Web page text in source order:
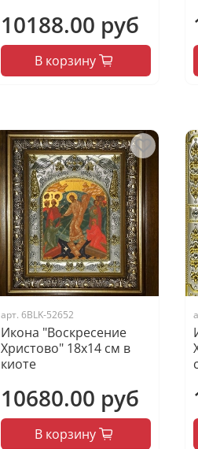
10188.00 руб
В корзину
арт. 6BLK-52652
Икона "Воскресение
Христово" 18х14 см в
киоте
10680.00 руб
В корзину